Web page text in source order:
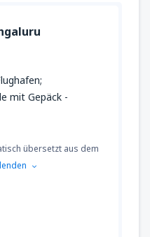
mit Gepäck -
übersetzt aus dem